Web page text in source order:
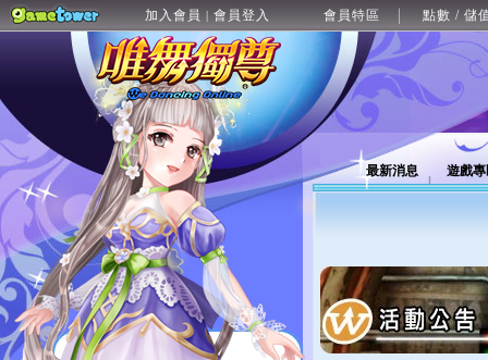
加入會員 | 會員登入 會員特區 點數 / 儲
最新消息 遊戲